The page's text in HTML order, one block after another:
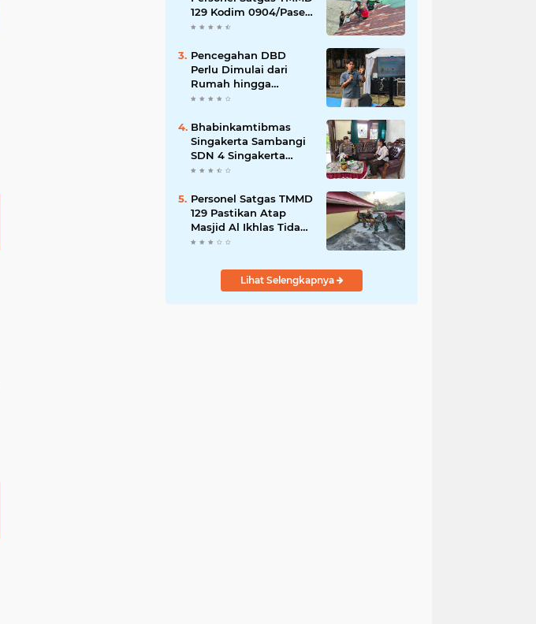
129 Kodim 0904/Paser
Cat Atap Rumah
Pencegahan DBD
Perlu Dimulai dari
Rumah hingga
Lingkungan Sekolah
Bhabinkamtibmas
Singakerta Sambangi
SDN 4 Singakerta
Edukasi Pencegahan
Personel Satgas TMMD
129 Pastikan Atap
Masjid Al Ikhlas Tidak
Bocor Lagi
Lihat Selengkapnya